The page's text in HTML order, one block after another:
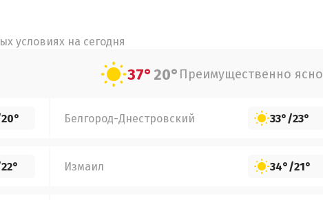
условиях на сегодня
37°20° Преимущественно ясно
20° Белгород-Днестровский 33°/23°
22° Измаил 34°/21°